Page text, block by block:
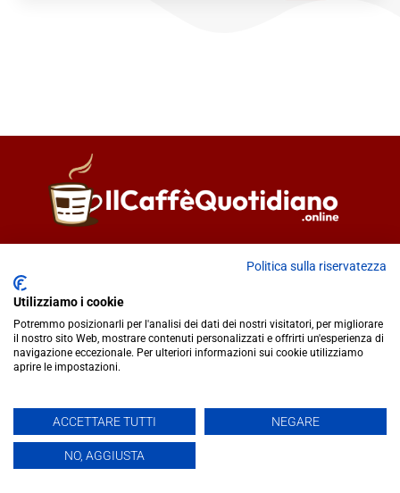
redazione@ilcaffequotidiano.online
C.F. 92076900858
Chi siamo
Privacy & Cookie Policy
IlCaffèQuotidiano.online è una testata giornalistica registrata
presso il Tribunale di Caltanissetta n.02/2024 del 17/07/2024 |
Realizzato da
Politica sulla riservatezza
Utilizziamo i cookie
Potremmo posizionarli per l'analisi dei dati dei nostri visitatori, per migliorare
il nostro sito Web, mostrare contenuti personalizzati e offrirti un'esperienza di
navigazione eccezionale. Per ulteriori informazioni sui cookie utilizziamo
aprire le impostazioni.
ACCETTARE TUTTI NEGARE
NO, AGGIUSTA